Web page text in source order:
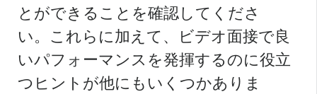
とができることを確認してくださ
い。これらに加えて、ビデオ面接で良
いパフォーマンスを発揮するのに役立
つヒントが他にもいくつかありま